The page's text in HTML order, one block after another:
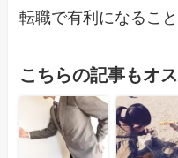
転職で有利になるこ
こちらの記事もオ